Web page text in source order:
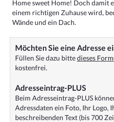
Home sweet Home! Doch damit
einem richtigen Zuhause wird,
Wände und ein Dach.
Möchten Sie eine Adresse
Füllen Sie dazu bittedieses
kostenfrei.
Adresseintrag-PLUS
Beim Adresseintrag-PLUS
Adressdaten ein Foto, Ihr Logo,
beschreibenden Text (bis 700